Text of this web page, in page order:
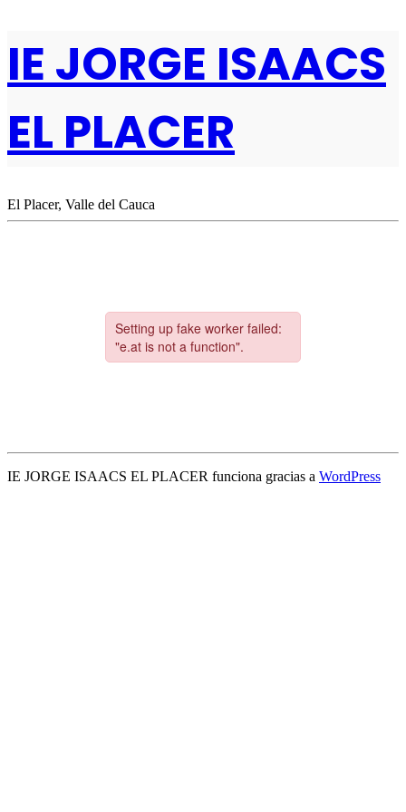
IE JORGE ISAACS
EL PLACER
El Placer, Valle del Cauca
IE JORGE ISAACS EL PLACER funciona gracias a WordPress